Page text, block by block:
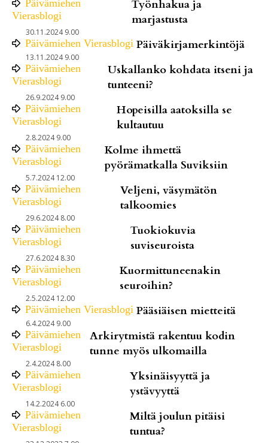
Päivämiehen
Vierasblogi
Työnhakua ja
marjastusta
30.11.2024 9.00
Päivämiehen Vierasblogi Päiväkirjamerkintöjä
13.11.2024 9.00
Päivämiehen
Vierasblogi
Uskallanko kohdata itseni ja
tunteeni?
26.9.2024 9.00
Päivämiehen
Vierasblogi
Hopeisilla aatoksilla se
kultautuu
2.8.2024 9.00
Päivämiehen
Vierasblogi
Kolme ihmettä
pyörämatkalla Suviksiin
5.7.2024 12.00
Päivämiehen
Vierasblogi
Veljeni, väsymätön
talkoomies
29.6.2024 8.00
Päivämiehen
Vierasblogi
Tuokiokuvia
suviseuroista
27.6.2024 8.30
Päivämiehen
Vierasblogi
Kuormittuneenakin
seuroihin?
2.5.2024 12.00
Päivämiehen Vierasblogi Pääsiäisen mietteitä
6.4.2024 9.00
Päivämiehen
Vierasblogi
Arkirytmistä rakentuu kodin
tunne myös ulkomailla
2.4.2024 8.00
Päivämiehen
Vierasblogi
Yksinäisyyttä ja
ystävyyttä
14.2.2024 6.00
Päivämiehen
Vierasblogi
Miltä joulun pitäisi
tuntua?